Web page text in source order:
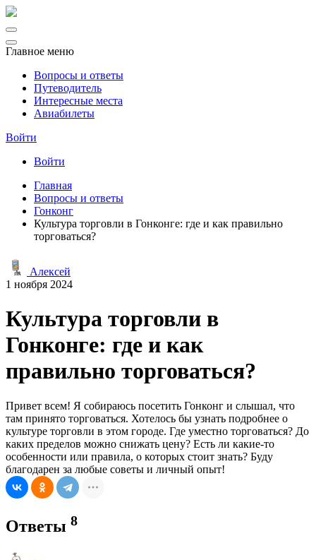
Главное меню
Вопросы и ответы
Путеводитель
Интересные места
Авиабилеты
Войти
Войти
Главная
Вопросы и ответы
Гонконг
Культура торговли в Гонконге: где и как правильно
торговаться?
Алексей
1 ноября 2024
Культура торговли в
Гонконге: где и как
правильно торговаться?
Привет всем! Я собираюсь посетить Гонконг и слышал, что
там принято торговаться. Хотелось бы узнать подробнее о
культуре торговли в этом городе. Где уместно торговаться? До
каких пределов можно снижать цену? Есть ли какие-то
особенности или правила, о которых стоит знать? Буду
благодарен за любые советы и личный опыт!
Ответы 8